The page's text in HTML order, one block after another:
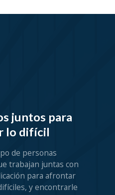
juntos para
lo difícil
de personas
trabajan juntas con
para afrontar
y encontrarle